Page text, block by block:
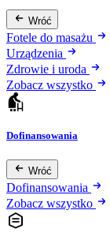
Wróć
Fotele do masażu
Urządzenia
Zdrowie i uroda
Zobacz wszystko
Dofinansowania
Wróć
Dofinansowania
Zobacz wszystko